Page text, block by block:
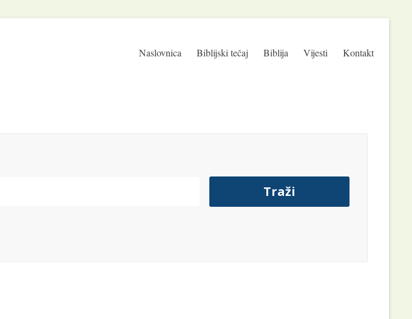
Naslovnica Biblijski tečaj Biblija Vijesti Kontakt